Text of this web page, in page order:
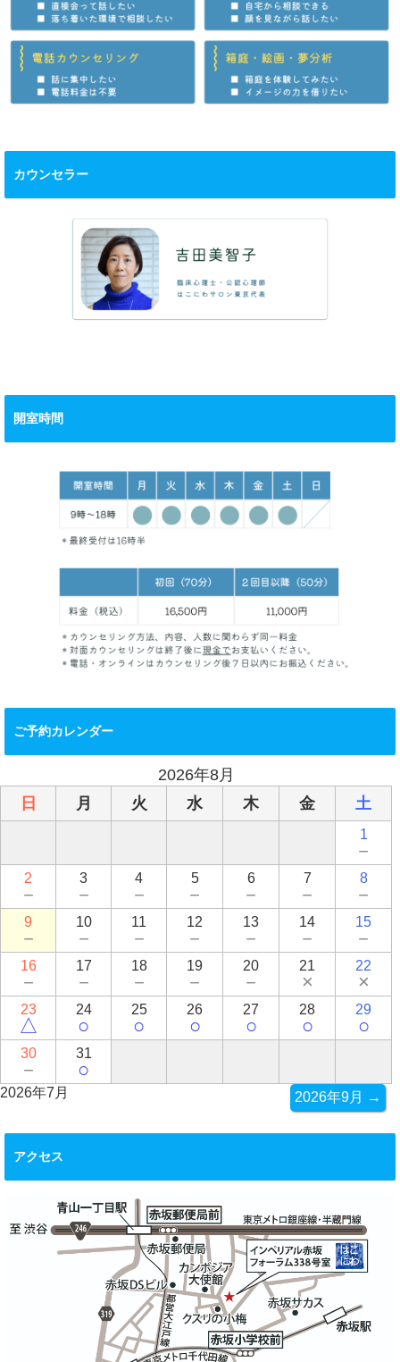
カウンセラー
開室時間
ご予約カレンダー
2026年8月
日
月 火 水 木 金 土
1
－
2
－
3
－
4
－
5
－
6
－
7
－
8
－
9
－
10
－
11
－
12
－
13
－
14
－
15
－
16
－
17
－
18
－
19
－
20
－
21
×
22
×
23
△
24
○
25
○
26
○
27
○
28
○
29
○
30
－
31
○
2026年7月 2026年9月 →
アクセス